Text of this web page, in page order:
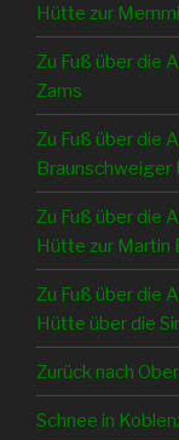
Hütte zur
Zu Fuß über die
Zams
Zu Fuß über die
Braunschweiger
Zu Fuß über die
Hütte zur Martin
Zu Fuß über die
Hütte über die
Zurück nach
Schnee in